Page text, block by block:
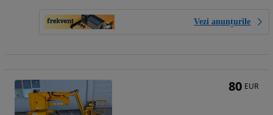
Vezi anunțurile
80 EUR